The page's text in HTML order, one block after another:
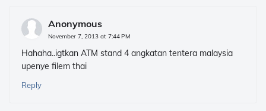
Anonymous
November 7, 2013 at 7:44 PM
Hahaha..igtkan ATM stand 4 angkatan tentera malaysia
upenye filem thai
Reply